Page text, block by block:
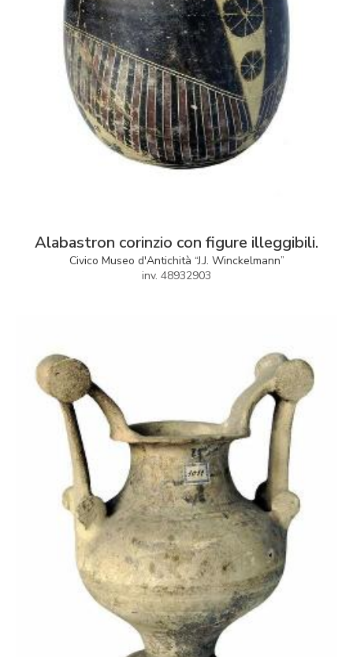
Alabastron corinzio con figure illeggibili.
Civico Museo d'Antichità “J.J. Winckelmann”
inv. 48932903